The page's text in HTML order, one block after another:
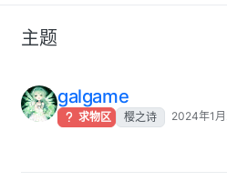
主题
galgame
求物区 樱之诗 2024年1